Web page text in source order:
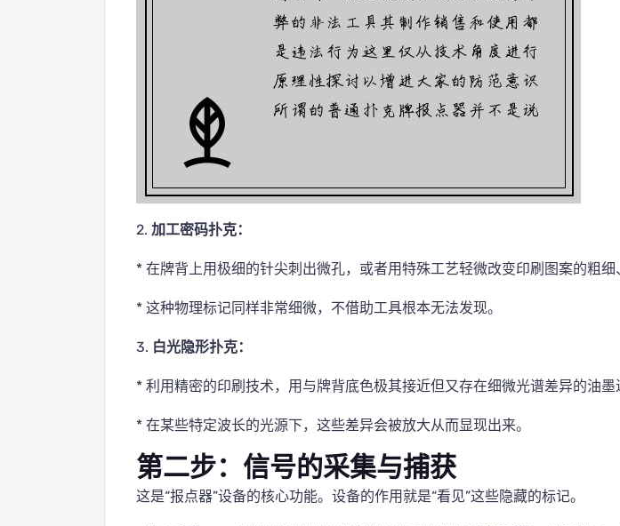
2. 加工密码扑克：
* 在牌背上用极细的针尖刺出微孔，或者用特殊工艺轻微改变印刷图案的粗细
* 这种物理标记同样非常细微，不借助工具根本无法发现。
3. 白光隐形扑克：
* 利用精密的印刷技术，用与牌背底色极其接近但又存在细微光谱差异的油墨
* 在某些特定波长的光源下，这些差异会被放大从而显现出来。
第二步：信号的采集与捕获
这是“报点器”设备的核心功能。设备的作用就是“看见”这些隐藏的标记。